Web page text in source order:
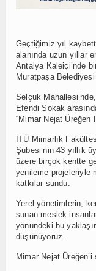
Geçtiğimiz yıl
alanında uzun yıllar
Antalya Kaleiçi’nde
Muratpaşa
Selçuk
Efendi Sokak
“Mimar Nejat Üreğen
İTÜ Mimarlık
Şubesi’nin 43 yıllık
üzere birçok kentte
yenileme projeleriyle
katkılar sundu.
Yerel yönetimlerin,
sunan meslek
yönündeki bu
düşünüyoruz.
Mimar Nejat Üreğen’i